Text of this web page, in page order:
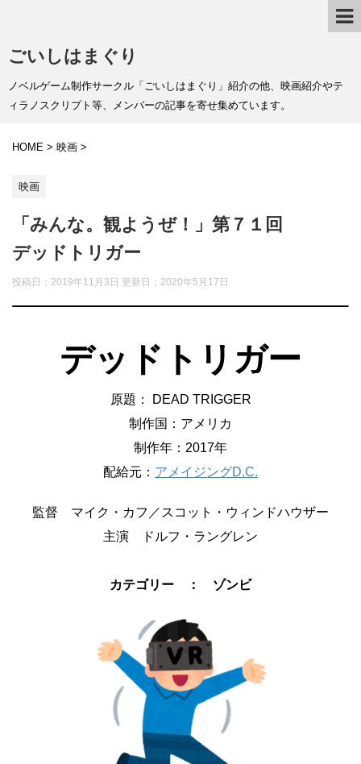
ごいしはまぐり
ノベルゲーム制作サークル「ごいしはまぐり」紹介の他、映画紹介やテ
ィラノスクリプト等、メンバーの記事を寄せ集めています。
HOME > 映画 >
映画
「みんな。観ようぜ！」第７１回
デッドトリガー
投稿日：2019年11月3日 更新日： 2020年5月17日
デッドトリガー
原題： DEAD TRIGGER
制作国：アメリカ
制作年：2017年
配給元： アメイジングD.C.
監督 マイク・カフ／スコット・ウィンドハウザー
主演 ドルフ・ラングレン
カテゴリー ： ゾンビ